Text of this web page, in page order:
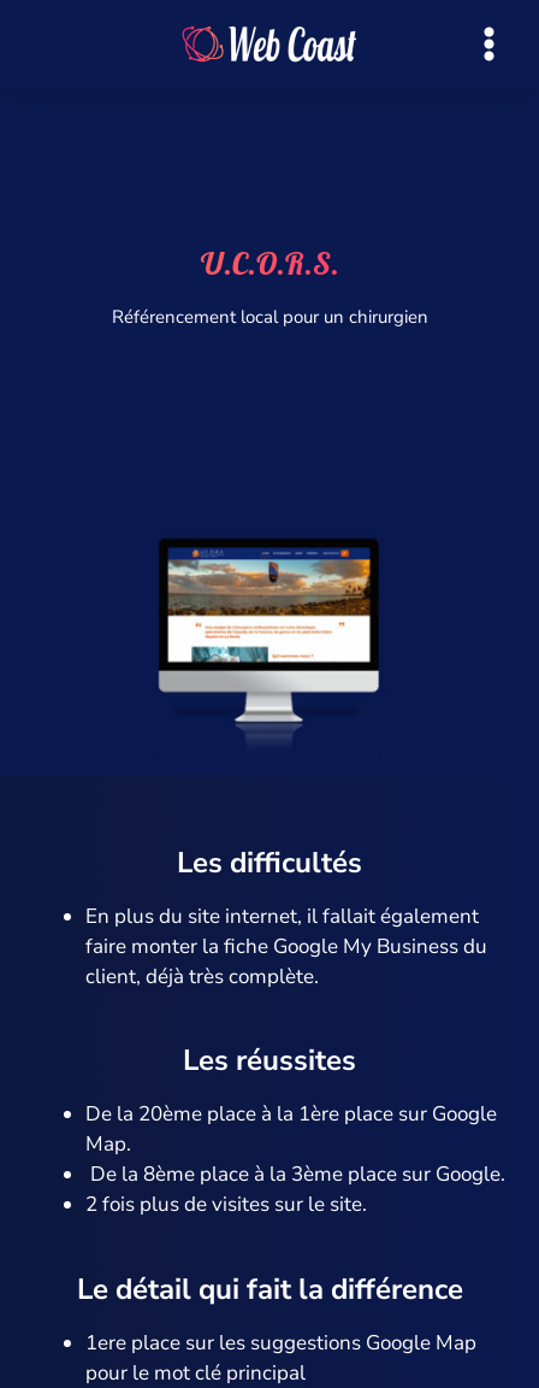
U.C.O.R.S.
Référencement local pour un chirurgien
Les difficultés
En plus du site internet, il fallait également
faire monter la fiche Google My Business du
client, déjà très complète.
Les réussites
De la 20ème place à la 1ère place sur Google
Map.
De la 8ème place à la 3ème place sur Google.
2 fois plus de visites sur le site.
Le détail qui fait la différence
1ere place sur les suggestions Google Map
pour le mot clé principal